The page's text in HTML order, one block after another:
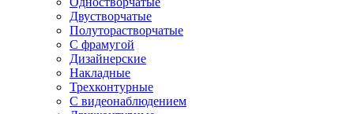
Двустворчатые
Полуторастворчатые
С фрамугой
Дизайнерские
Накладные
Трехконтурные
С видеонаблюдением